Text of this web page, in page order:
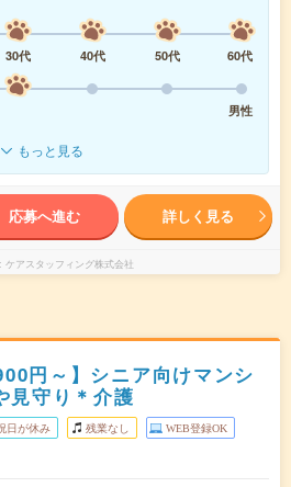
30代 40代 50代
60代
男性
もっと見る
応募へ進む 詳しく見る
ケアスタッフィング株式会社
円～】シニア向けマンシ
見守り＊介護
日が休み 残業なし WEB登録OK